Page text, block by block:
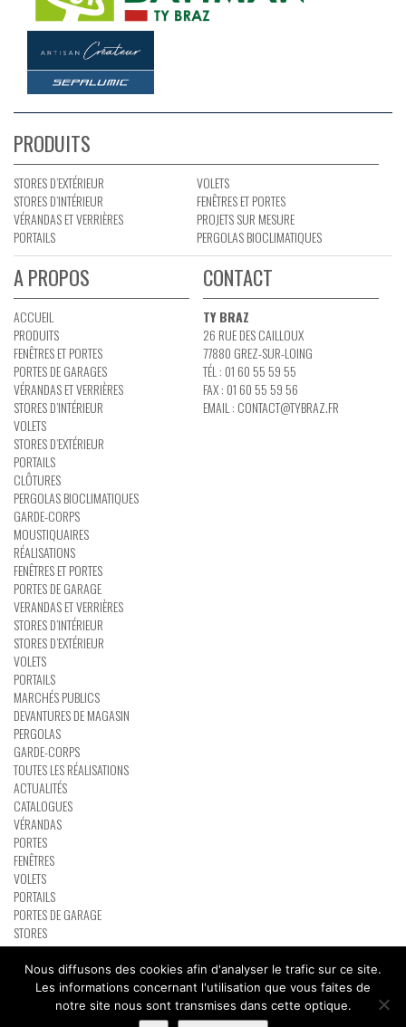
PRODUITS
STORES D’EXTÉRIEUR
STORES D’INTÉRIEUR
VÉRANDAS ET VERRIÈRES
PORTAILS
VOLETS
FENÊTRES ET PORTES
PROJETS SUR MESURE
PERGOLAS BIOCLIMATIQUES
A PROPOS
ACCUEIL
PRODUITS
FENÊTRES ET PORTES
PORTES DE GARAGES
VÉRANDAS ET VERRIÈRES
STORES D’INTÉRIEUR
VOLETS
STORES D’EXTÉRIEUR
PORTAILS
CLÔTURES
PERGOLAS BIOCLIMATIQUES
GARDE-CORPS
MOUSTIQUAIRES
RÉALISATIONS
FENÊTRES ET PORTES
PORTES DE GARAGE
VERANDAS ET VERRIÈRES
STORES D’INTÉRIEUR
STORES D’EXTÉRIEUR
VOLETS
PORTAILS
MARCHÉS PUBLICS
DEVANTURES DE MAGASIN
PERGOLAS
GARDE-CORPS
TOUTES LES RÉALISATIONS
ACTUALITÉS
CATALOGUES
VÉRANDAS
PORTES
FENÊTRES
VOLETS
PORTAILS
PORTES DE GARAGE
STORES
PERGOLAS
RÉSEAU PARTENAIRE BATIMAN
CONTACT
CONTACT
TY BRAZ
26 RUE DES CAILLOUX
77880 GREZ-SUR-LOING
TÉL : 01 60 55 59 55
FAX : 01 60 55 59 56
EMAIL : CONTACT@TYBRAZ.FR
Nous diffusons des cookies afin d'analyser le trafic sur ce site.
Les informations concernant l'utilisation que vous faites de
notre site nous sont transmises dans cette optique.